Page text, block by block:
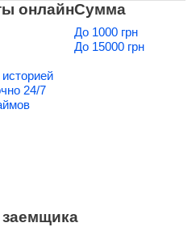
онлайн
24/7
Сумма
До 1000 грн
До 15000 грн
заемщика